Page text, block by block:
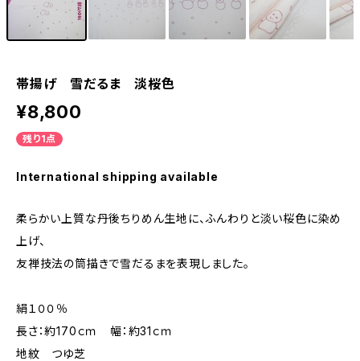
帯揚げ 雪だるま 淡桜色
¥8,800
残り1点
International shipping available
柔らかい上質な丹後ちりめん生地に、ふんわりと淡い桜色に染め
上げ、
友禅技法の筒描きで雪だるまを表現しました。
絹１００％
長さ：約170ｃｍ 幅：約31ｃｍ
地紋 つゆ芝